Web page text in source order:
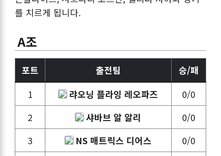
를 치르게 됩니다.
A조
포트 출전팀
승/패
1
랴오닝 플라잉 레오파즈
0/0
2
샤바브 알 알리
0/0
3
NS 매트릭스 디어스
0/0